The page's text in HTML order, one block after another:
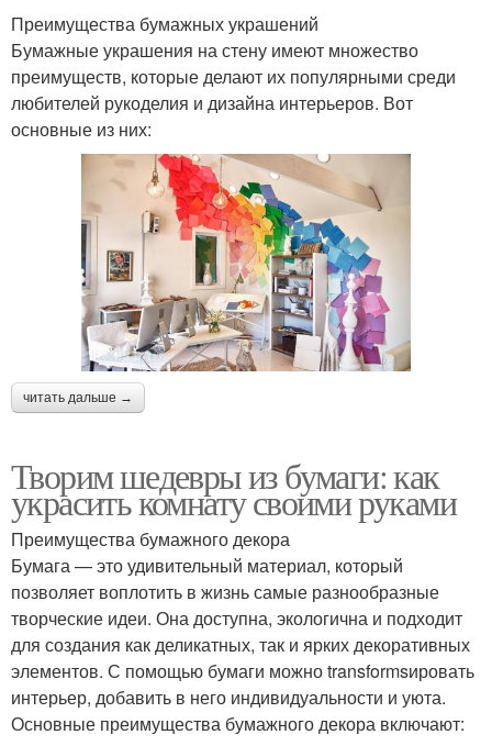
Преимущества бумажных украшений
Бумажные украшения на стену имеют множество
преимуществ, которые делают их популярными среди
любителей рукоделия и дизайна интерьеров. Вот
основные из них:
читать дальше →
Творим шедевры из бумаги: как
украсить комнату своими руками
Преимущества бумажного декора
Бумага — это удивительный материал, который
позволяет воплотить в жизнь самые разнообразные
творческие идеи. Она доступна, экологична и подходит
для создания как деликатных, так и ярких декоративных
элементов. С помощью бумаги можно transformsировать
интерьер, добавить в него индивидуальности и уюта.
Основные преимущества бумажного декора включают: